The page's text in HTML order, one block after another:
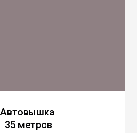
Автовышка
35 метров